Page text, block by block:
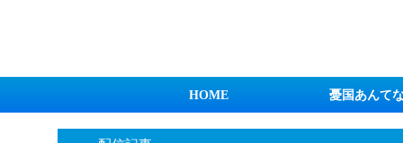
HOME 憂国あんて